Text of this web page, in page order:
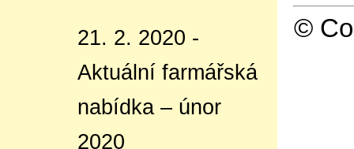
21. 2. 2020 -
Aktuální farmářská
nabídka – únor
2020
©